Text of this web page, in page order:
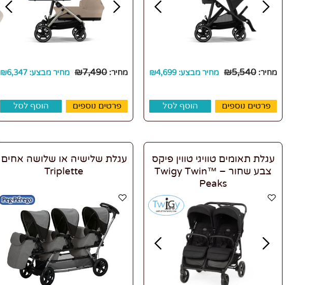
מחיר: ₪5,540 מחיר מבצע: ₪4,699
פרטים נוספים הוסף לסל
מחיר: ₪7,490 מחיר מבצע: ₪6,347
פרטים נוספים הוסף לסל
עגלת תאומים טוויגי טווין פיקס
צבע שחור – ™Twigy Twin
Peaks
עגלת שלישיה או שלושה אחים
Triplette